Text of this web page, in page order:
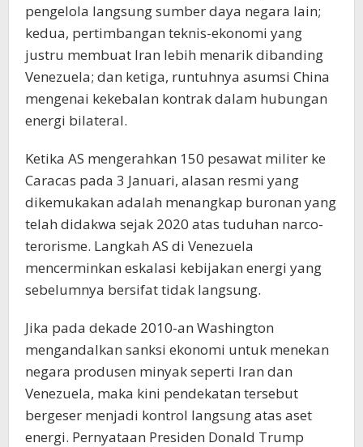
pengelola langsung sumber daya negara lain;
kedua, pertimbangan teknis-ekonomi yang
justru membuat Iran lebih menarik dibanding
Venezuela; dan ketiga, runtuhnya asumsi China
mengenai kekebalan kontrak dalam hubungan
energi bilateral.
Ketika AS mengerahkan 150 pesawat militer ke
Caracas pada 3 Januari, alasan resmi yang
dikemukakan adalah menangkap buronan yang
telah didakwa sejak 2020 atas tuduhan narco-
terorisme. Langkah AS di Venezuela
mencerminkan eskalasi kebijakan energi yang
sebelumnya bersifat tidak langsung.
Jika pada dekade 2010-an Washington
mengandalkan sanksi ekonomi untuk menekan
negara produsen minyak seperti Iran dan
Venezuela, maka kini pendekatan tersebut
bergeser menjadi kontrol langsung atas aset
energi. Pernyataan Presiden Donald Trump